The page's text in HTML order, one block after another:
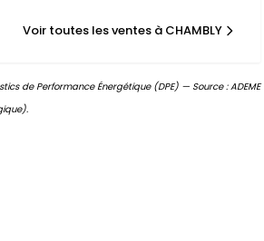
Voir toutes les ventes à CHAMBLY
de Performance Énergétique (DPE) — Source : ADEME